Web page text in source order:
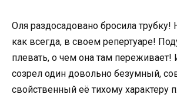
Оля раздосадовано бросила трубку!
как всегда, в своем репертуаре!
плевать, о чем она там переживает!
созрел один довольно безумный,
свойственный её тихому характеру